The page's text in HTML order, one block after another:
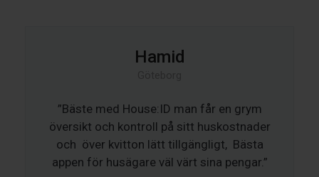
Hamid
”Bäste med House:ID man får en grym
översikt och kontroll på sitt huskostnader
och över kvitton lätt tillgängligt, Bästa
appen för husägare väl värt sina pengar.”